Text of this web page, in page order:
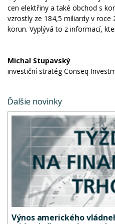
cen elektřiny a také obchod s
vzrostly ze 184,5 miliardy v roce
korun. Vyplývá to z informací,
Michal Stupavský
investiční stratég Conseq
Ďalšie novinky
Výnos amerického